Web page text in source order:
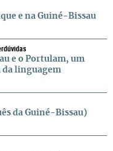
e na Guiné-Bissau
e o Portulam, um
da linguagem
da Guiné-Bissau)